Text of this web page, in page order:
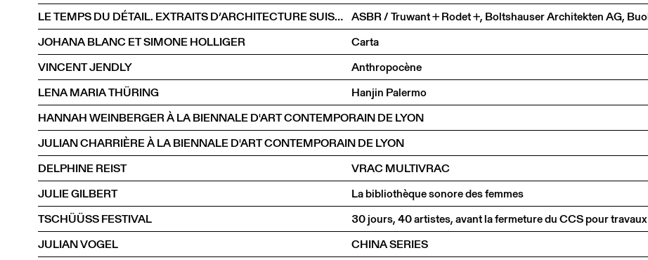
LE TEMPS DU DÉTAIL. EXTRAITS D’ARCHITECTURE SUISSE CONTEMPORAINE
JOHANA BLANC ET SIMONE HOLLIGER
Carta
VINCENT JENDLY
Anthropocène
LENA MARIA THÜRING
Hanjin Palermo
HANNAH WEINBERGER À LA BIENNALE D'ART CONTEMPORAIN DE LYON
JULIAN CHARRIÈRE À LA BIENNALE D'ART CONTEMPORAIN DE LYON
DELPHINE REIST
VRAC MULTIVRAC
JULIE GILBERT
La bibliothèque sonore des femmes
TSCHÜÜSS FESTIVAL
30 jours, 40 artistes, avant la fermeture du CCS pour travaux
JULIAN VOGEL
CHINA SERIES